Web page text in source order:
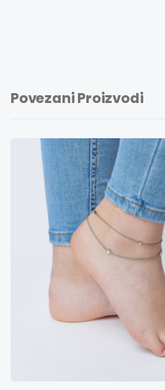
Povezani Proizvodi